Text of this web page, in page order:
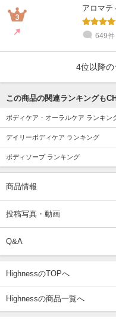
アロマテ
649件
4位以降の
この商品の関連ランキングも
ボディケア・オーラルケア ランキン
デイリーボディケア ランキング
ボディソープ ランキング
商品情報
投稿写真・動画
Q&A
HighnessのTOPへ
Highnessの商品一覧へ